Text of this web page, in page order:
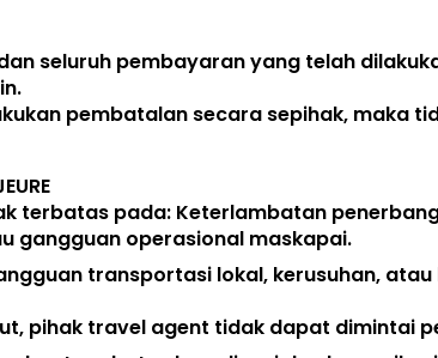
seluruh pembayaran yang telah
.
pembatalan secara sepihak, maka
terbatas pada: Keterlambatan
gangguan operasional maskapai.
transportasi lokal, kerusuhan,
pihak travel agent tidak dapat dimintai